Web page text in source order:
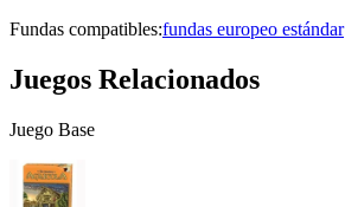
Fundas compatibles:fundas europeo estándar
Juegos Relacionados
Juego Base